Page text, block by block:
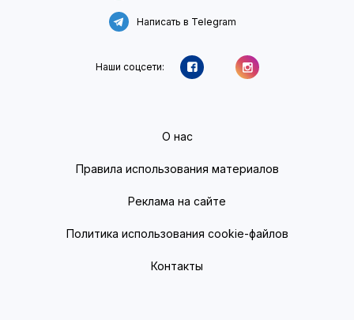
Написать в Telegram
Наши соцсети:
О нас
Правила использования материалов
Реклама на сайте
Политика использования cookie-файлов
Контакты